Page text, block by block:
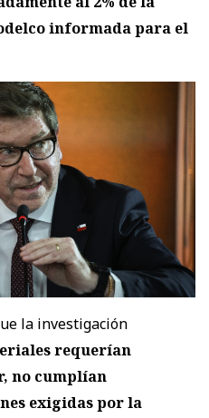
informada para el
la investigación
requerían
no cumplían
exigidas por la